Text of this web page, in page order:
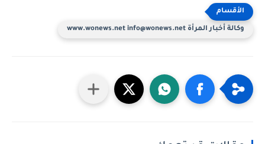
وكالة أخبار المرأة www.wonews.net info@wonews.net